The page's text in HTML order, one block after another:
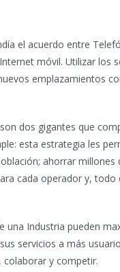
el acuerdo entre
móvil. Utilizar los
emplazamientos
dos gigantes que
esta estrategia les
ahorrar
cada operador y,
Industria pueden
servicios a más
colaborar y competir.